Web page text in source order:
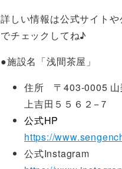
詳しい情報は公式サイト
でチェックしてね♪
●施設名「浅間茶屋」
住所 〒403-0005 山
上吉田５５６２−７
公式HP
https://
公式Instagram